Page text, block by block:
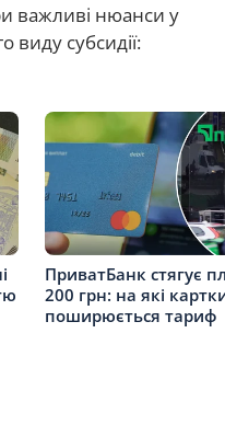
важливі нюанси у
виду субсидії:
ПриватБанк стягує
200 грн: на які
поширюється тариф